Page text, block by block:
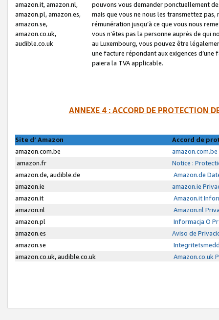
amazon.it, amazon.nl,
amazon.pl, amazon.es,
amazon.se,
amazon.co.uk,
audible.co.uk
pouvons vous demander ponctuellement
mais que vous ne nous les transmettez
rémunération jusqu’à ce que vous nous
vous n’êtes pas la personne auprès de qui
au Luxembourg, vous pouvez être
une facture répondant aux exigences
paiera la TVA applicable.
ANNEXE 4 : ACCORD DE PROTECTION
Site d’ Amazon
Accord de
amazon.com.be
amazon.fr
Notice :
amazon.de, audible.de
Amazon.de
amazon.ie
amazon.ie
amazon.it
Amazon.it
amazon.nl
Amazon.nl
amazon.pl
Informacja O
amazon.es
Aviso de
amazon.se
amazon.co.uk, audible.co.uk
Amazon.co.uk